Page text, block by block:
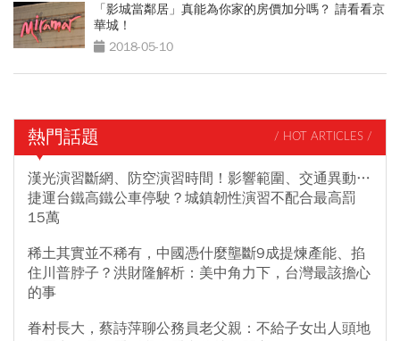
「影城當鄰居」真能為你家的房價加分嗎？ 請看看京
華城！
2018-05-10
熱門話題 / HOT ARTICLES /
漢光演習斷網、防空演習時間！影響範圍、交通異動…
捷運台鐵高鐵公車停駛？城鎮韌性演習不配合最高罰
15萬
稀土其實並不稀有，中國憑什麼壟斷9成提煉產能、掐
住川普脖子？洪財隆解析：美中角力下，台灣最該擔心
的事
眷村長大，蔡詩萍聊公務員老父親：不給子女出人頭地